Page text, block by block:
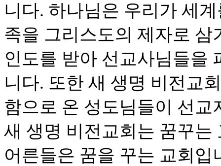
니다. 하나님은 우리가 세
족을 그리스도의 제자로
인도를 받아 선교사님들을
니다. 또한 새 생명 비전교
함으로 온 성도님들이 선
새 생명 비전교회는 꿈꾸는
어른들은 꿈을 꾸는 교회